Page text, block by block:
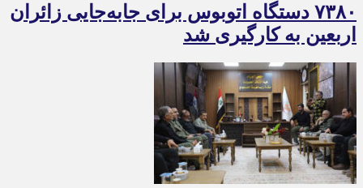
۷۳۸۰ دستگاه اتوبوس برای جابه‌جایی زائران
اربعین به‌ کارگیری شد